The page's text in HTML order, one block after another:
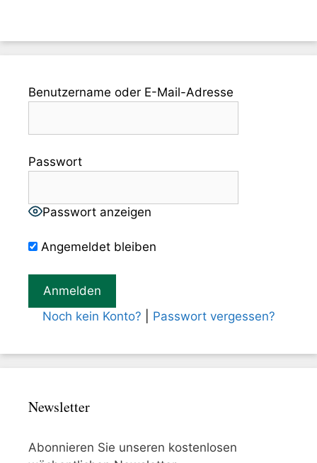
Benutzername oder E-Mail-Adresse
Passwort
Passwort anzeigen
Angemeldet bleiben
Noch kein Konto? Passwort vergessen?
Newsletter
Abonnieren Sie unseren kostenlosen